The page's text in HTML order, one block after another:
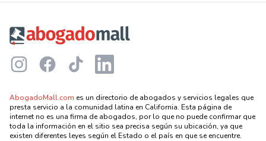
InstagramFacebookTikTok LinkedIn
AbogadoMall.com es un directorio de abogados y servicios legales que
presta servicio a la comunidad latina en California. Esta página de
internet no es una firma de abogados, por lo que no puede confirmar que
toda la información en el sitio sea precisa según su ubicación, ya que
existen diferentes leyes según el Estado o el país en que se encuentre.